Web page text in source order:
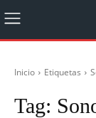
Inicio Etiquetas
Tag: